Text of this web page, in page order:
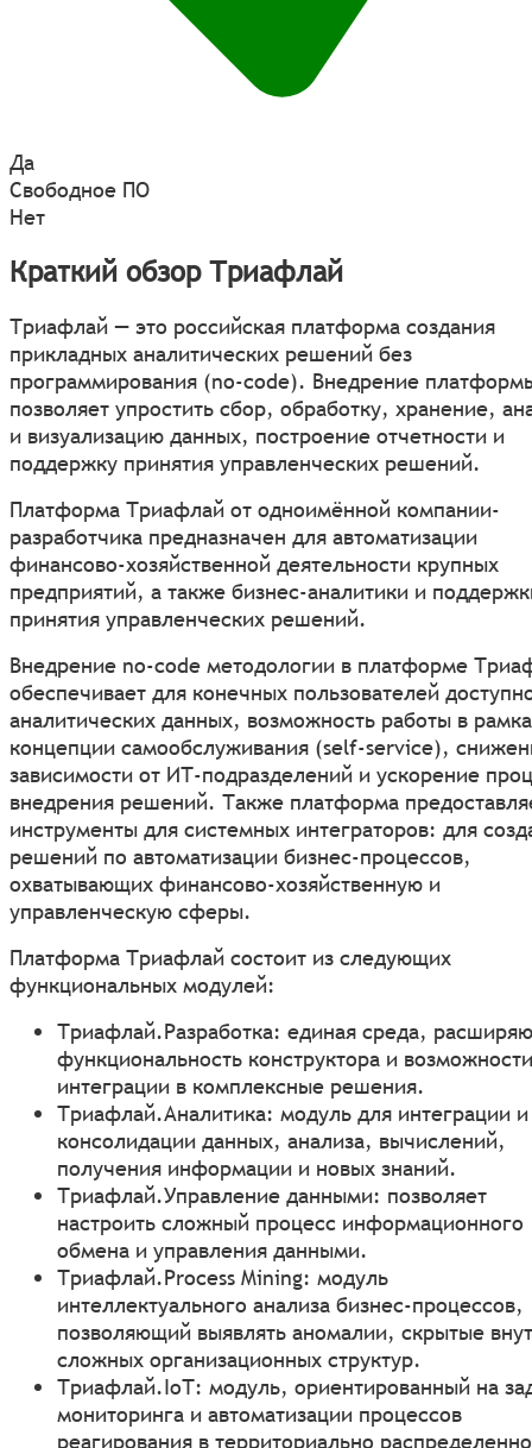
Да
Свободное ПО
Нет
Краткий обзор Триафлай
Триафлай — это российская платформа создания
прикладных аналитических решений без
программирования (no-code). Внедрение
позволяет упростить сбор, обработку, хранение,
и визуализацию данных, построение отчетности и
поддержку принятия управленческих решений.
Платформа Триафлай от одноимённой компании-
разработчика предназначен для автоматизации
финансово-хозяйственной деятельности крупных
предприятий, а также бизнес-аналитики и
принятия управленческих решений.
Внедрение no-code методологии в платформе
обеспечивает для конечных пользователей
аналитических данных, возможность работы в
концепции самообслуживания (self-service),
зависимости от ИТ-подразделений и ускорение
внедрения решений. Также платформа
инструменты для системных интеграторов: для
решений по автоматизации бизнес-процессов,
охватывающих финансово-хозяйственную и
управленческую сферы.
Платформа Триафлай состоит из следующих
функциональных модулей:
Триафлай.Разработка: единая среда,
функциональность конструктора и возможности
интеграции в комплексные решения.
Триафлай.Аналитика: модуль для интеграции и
консолидации данных, анализа, вычислений,
получения информации и новых знаний.
Триафлай.Управление данными: позволяет
настроить сложный процесс информационного
обмена и управления данными.
Триафлай.Process Mining: модуль
интеллектуального анализа бизнес-процессов,
позволяющий выявлять аномалии, скрытые
сложных организационных структур.
Триафлай.IoТ: модуль, ориентированный на
мониторинга и автоматизации процессов
реагирования в территориально